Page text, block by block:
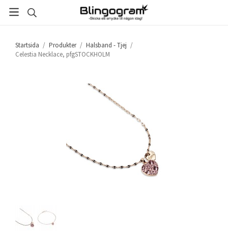
Startsida / Produkter / Halsband - Tjej /
Celestia Necklace, pfgSTOCKHOLM